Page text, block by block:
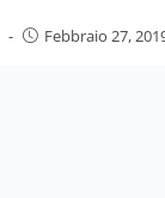
- Febbraio 27,